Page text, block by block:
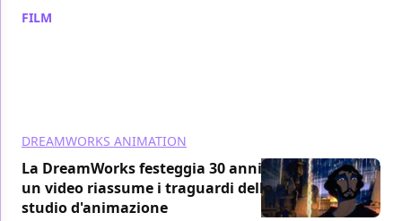
FILM
DREAMWORKS ANIMATION
La DreamWorks festeggia 30 anni:
un video riassume i traguardi dello
studio d'animazione